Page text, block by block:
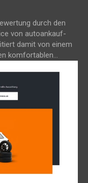
durch den
von autoankauf-
damit von einem
komfortablen...